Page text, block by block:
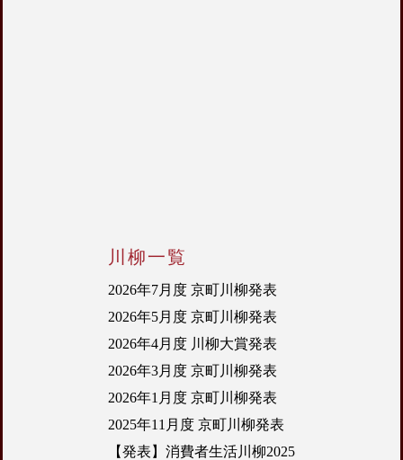
川柳一覧
2026年7月度 京町川柳発表
2026年5月度 京町川柳発表
2026年4月度 川柳大賞発表
2026年3月度 京町川柳発表
2026年1月度 京町川柳発表
2025年11月度 京町川柳発表
【発表】消費者生活川柳2025